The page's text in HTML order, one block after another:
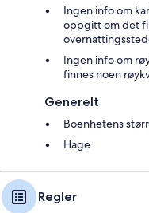
Ingen info om
oppgitt om det
Ingen info om
finnes noen
Generelt
Boenhetens
Hage
Regler